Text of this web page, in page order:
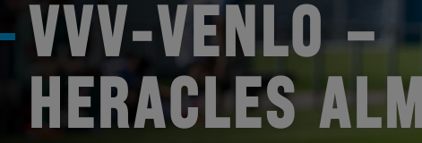
VVV-VENLO –
HERACLES